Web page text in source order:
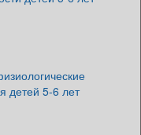
детей 5-6 лет